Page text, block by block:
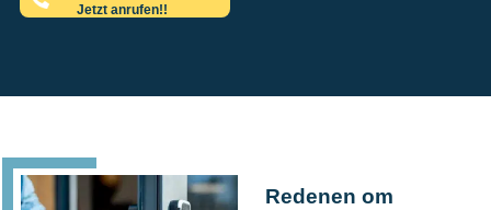
Jetzt anrufen!!
Redenen om